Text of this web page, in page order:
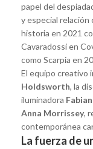
papel del
y especial relación
historia en 2021
Cavaradossi en
como Scarpia en
El equipo creativo
Holdsworth, la
iluminadora
Anna Morrissey,
contemporánea
La fuerza de